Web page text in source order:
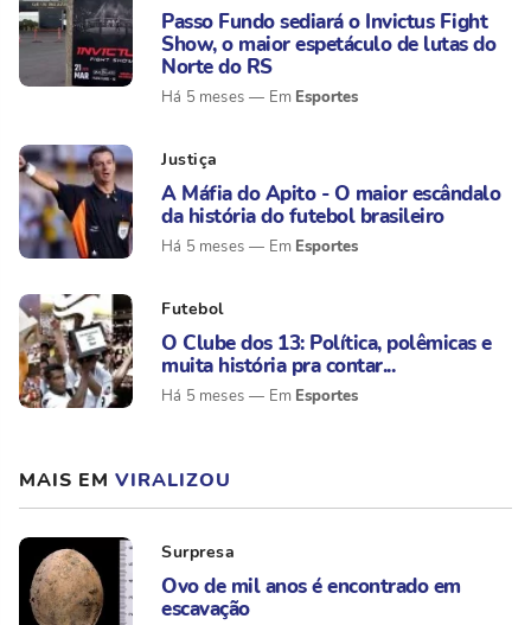
Passo Fundo sediará o Invictus Fight
Show, o maior espetáculo de lutas do
Norte do RS
Há 5 meses Esportes
Justiça
A Máfia do Apito - O maior escândalo
da história do futebol brasileiro
Há 5 meses Esportes
Futebol
O Clube dos 13: Política, polêmicas e
muita história pra contar...
Há 5 meses Esportes
MAIS EM VIRALIZOU
Surpresa
Ovo de mil anos é encontrado em
escavação